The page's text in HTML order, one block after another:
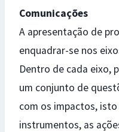
Comunicações
A apresentação de
enquadrar-se nos
Dentro de cada eixo,
um conjunto de
com os impactos,
instrumentos, as